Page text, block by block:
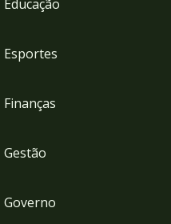
Educação
Esportes
Finanças
Gestão
Governo